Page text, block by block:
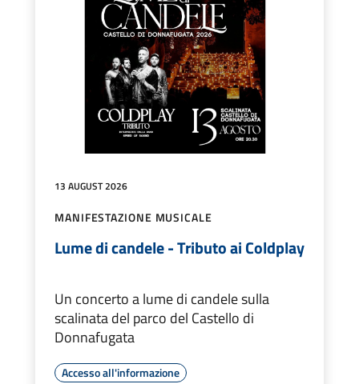
13 AUGUST 2026
MANIFESTAZIONE MUSICALE
Lume di candele - Tributo ai Coldplay
Un concerto a lume di candele sulla
scalinata del parco del Castello di
Donnafugata
Accesso all'informazione